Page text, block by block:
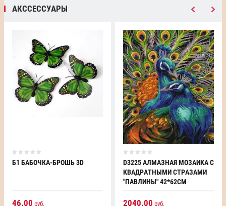
АКССЕССУАРЫ
Б1 БАБОЧКА-БРОШЬ 3D
46.00 руб.
D3225 АЛМАЗНАЯ МОЗАИКА С
КВАДРАТНЫМИ СТРАЗАМИ
"ПАВЛИНЫ" 42*62СМ
2040.00 руб.